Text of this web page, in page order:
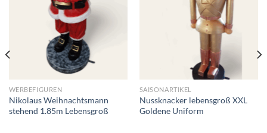
WERBEFIGUREN
Nikolaus Weihnachtsmann
stehend 1.85m Lebensgroß
SAISONARTIKEL
Nussknacker lebensgroß XXL
Goldene Uniform